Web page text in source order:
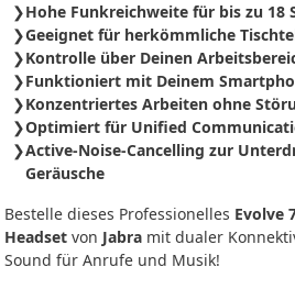
Hohe Funkreichweite für bis zu 18
Geeignet für herkömmliche
Kontrolle über Deinen
Funktioniert mit Deinem
Konzentriertes Arbeiten ohne
Optimiert für Unified
Active-Noise-Cancelling zur
Geräusche
Bestelle dieses Professionelles Evolve
Headset von Jabra mit dualer
Sound für Anrufe und Musik!